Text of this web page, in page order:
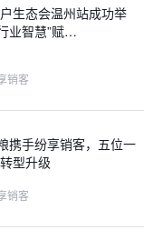
生态会温州站成功举
业智慧”赋…
销客
携手纷享销客，五位一
型升级
销客